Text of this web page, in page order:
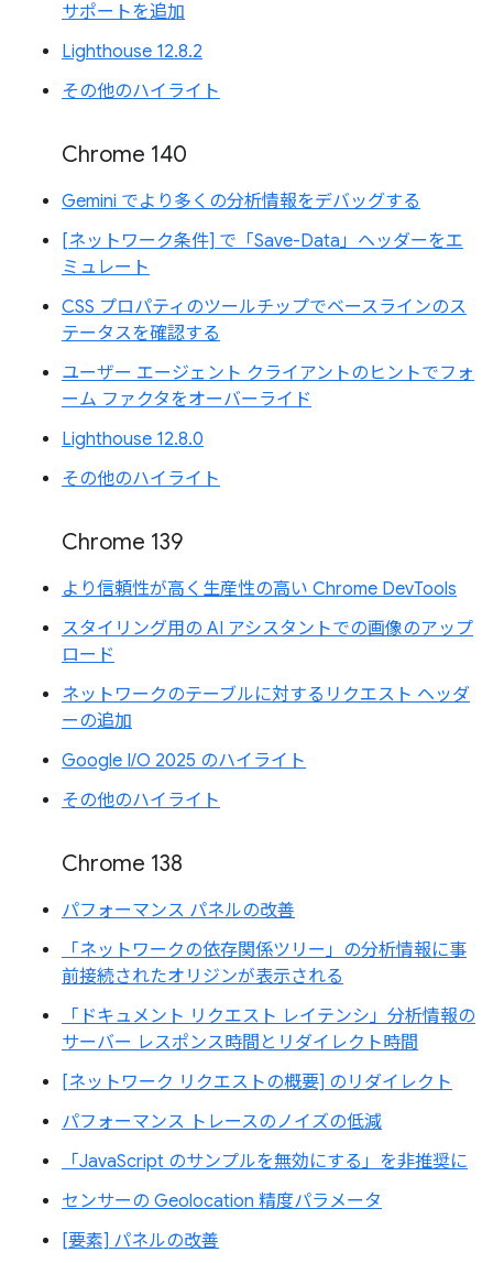
サポートを追加
Lighthouse 12.8.2
その他のハイライト
Chrome 140
Gemini でより多くの分析情報をデバッグする
[ネットワーク条件] で「Save-Data」ヘッダーをエ
ミュレート
CSS プロパティのツールチップでベースラインのス
テータスを確認する
ユーザー エージェント クライアントのヒントでフォ
ーム ファクタをオーバーライド
Lighthouse 12.8.0
その他のハイライト
Chrome 139
より信頼性が高く生産性の高い Chrome DevTools
スタイリング用の AI アシスタントでの画像のアップ
ロード
ネットワークのテーブルに対するリクエスト ヘッダ
ーの追加
Google I/O 2025 のハイライト
その他のハイライト
Chrome 138
パフォーマンス パネルの改善
「ネットワークの依存関係ツリー」の分析情報に事
前接続されたオリジンが表示される
「ドキュメント リクエスト レイテンシ」分析情報の
サーバー レスポンス時間とリダイレクト時間
[ネットワーク リクエストの概要] のリダイレクト
パフォーマンス トレースのノイズの低減
「JavaScript のサンプルを無効にする」を非推奨に
センサーの Geolocation 精度パラメータ
[要素] パネルの改善